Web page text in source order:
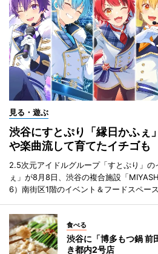
見る・遊ぶ
渋谷にすとぷり「縁日かふ
や楽曲流して育てたイチゴも
2.5次元アイドルグループ「すとぷり」
ぇ」が8月8日、渋谷の複合施設「
6）南街区1階のイベント＆フードスペー
食べる
渋谷に「博多もつ鍋
き都内2号店